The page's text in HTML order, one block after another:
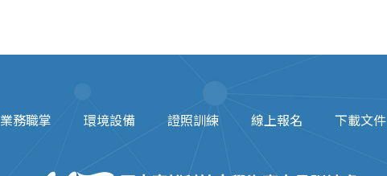
業務職掌 環境設備 證照訓練 線上報名 下載文件